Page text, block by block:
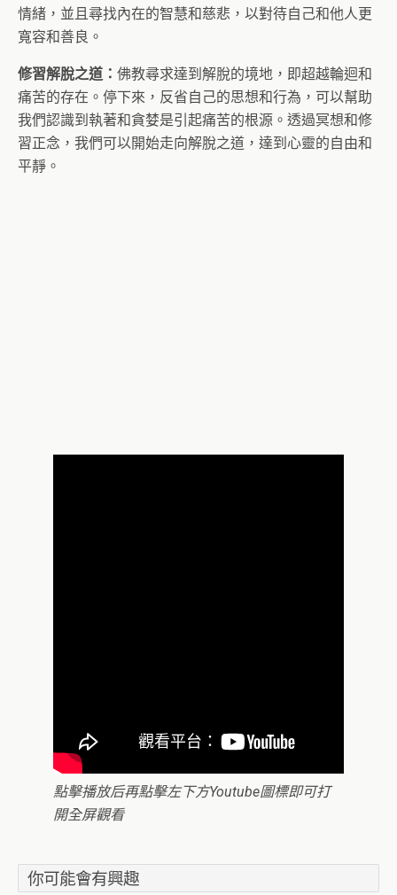
情緒，並且尋找內在的智慧和慈悲，以對待自己和他人更
寬容和善良。
修習解脫之道： 佛教尋求達到解脫的境地，即超越輪迴和
痛苦的存在。停下來，反省自己的思想和行為，可以幫助
我們認識到執著和貪婪是引起痛苦的根源。透過冥想和修
習正念，我們可以開始走向解脫之道，達到心靈的自由和
平靜。
點擊播放后再點擊左下方Youtube圖標即可打
開全屏觀看
你可能會有興趣